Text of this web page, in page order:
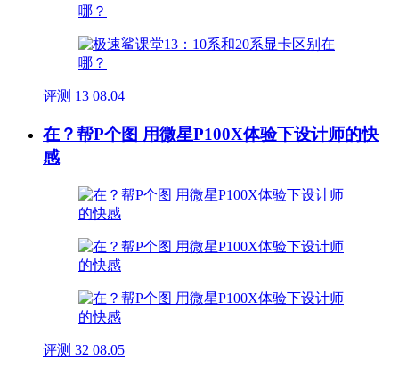
评测 13 08.04
在？帮P个图 用微星P100X体验下设计师的快
感
评测 32 08.05